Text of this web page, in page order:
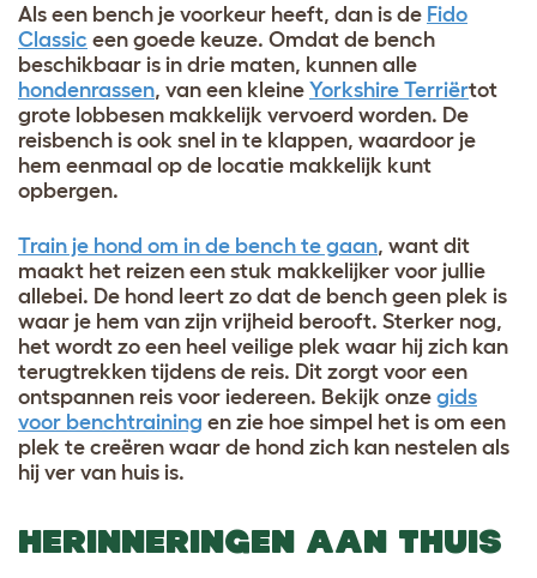
Als een bench je voorkeur heeft, dan is de Fido
Classic een goede keuze. Omdat de bench
beschikbaar is in drie maten, kunnen alle
hondenrassen, van een kleine Yorkshire Terriërtot
grote lobbesen makkelijk vervoerd worden. De
reisbench is ook snel in te klappen, waardoor je
hem eenmaal op de locatie makkelijk kunt
opbergen.
Train je hond om in de bench te gaan, want dit
maakt het reizen een stuk makkelijker voor jullie
allebei. De hond leert zo dat de bench geen plek is
waar je hem van zijn vrijheid berooft. Sterker nog,
het wordt zo een heel veilige plek waar hij zich kan
terugtrekken tijdens de reis. Dit zorgt voor een
ontspannen reis voor iedereen. Bekijk onze gids
voor benchtraining en zie hoe simpel het is om een
plek te creëren waar de hond zich kan nestelen als
hij ver van huis is.
HERINNERINGEN AAN THUIS